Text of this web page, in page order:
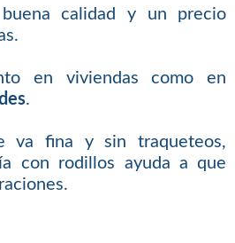
calidad y un precio
en viviendas como en
.
va fina y sin traqueteos,
con rodillos ayuda a que